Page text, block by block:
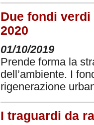
Due fondi
2020
01/10/2019
Prende forma la
dell’ambiente. I
rigenerazione
I traguardi da